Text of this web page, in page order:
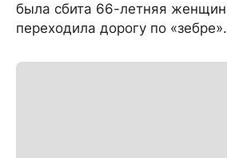
была сбита 66-летняя
переходила дорогу по «зебре».